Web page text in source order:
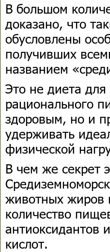
В большом
доказано, что
обусловлены
получивших
названием
Это не диета
рационального
здоровым, но и
удерживать
физической
В чем же секрет
животных жиров
количество
кислот.